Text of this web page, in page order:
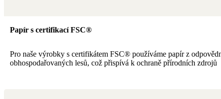
Papír s certifikací FSC®
Pro naše výrobky s certifikátem FSC® používáme papír z
obhospodařovaných lesů, což přispívá k ochraně přírodních zdrojů